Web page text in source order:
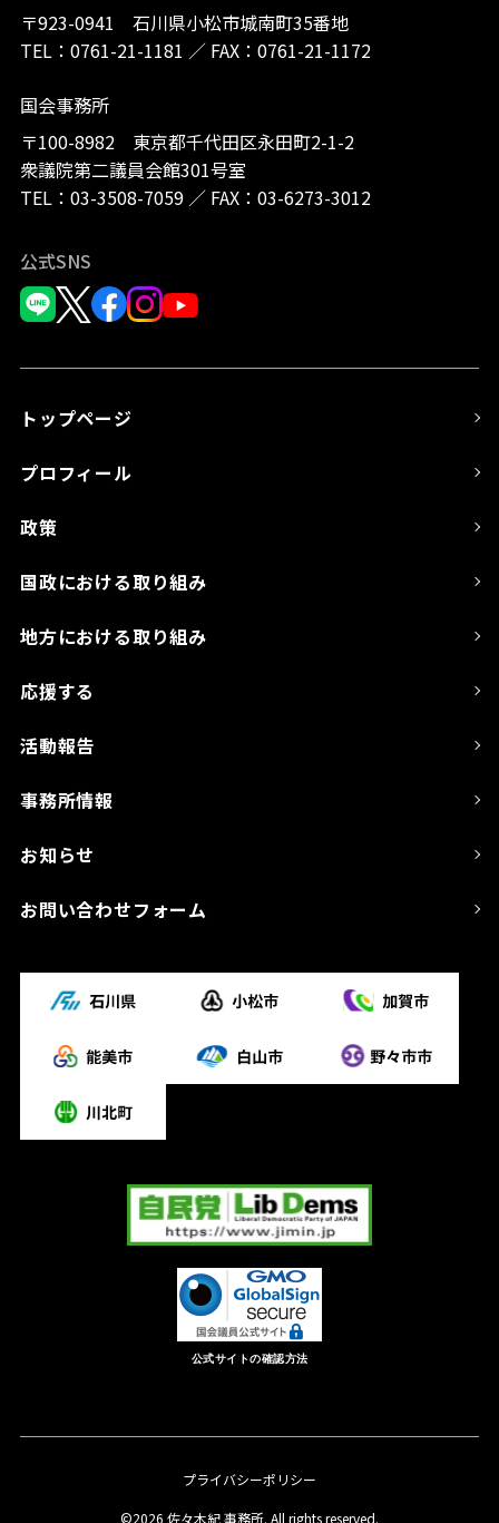
〒923-0941 石川県小松市城南町35番地
TEL： 0761-21-1181 ／ FAX：0761-21-1172
国会事務所
〒100-8982 東京都千代田区永田町2-1-2
衆議院第二議員会館301号室
TEL： 03-3508-7059／ FAX：03-6273-3012
公式SNS
トップページ
プロフィール
政策
国政における取り組み
地方における取り組み
応援する
活動報告
事務所情報
お知らせ
お問い合わせフォーム
公式サイトの確認方法
プライバシーポリシー
©2026 佐々木紀 事務所. All rights reserved.